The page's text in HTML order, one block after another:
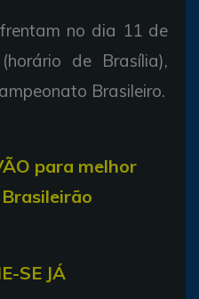
no dia 11 de
de Brasília),
Brasileiro.
para melhor
SE JÁ